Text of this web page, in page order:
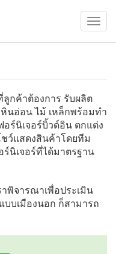
ลูกค้าต้องการ รับผลิต
นอ่อน ไม้ เหล็กพร้อมทำ
ร์นิเจอร์บิ้วด์อิน ตกแต่ง
ว์แสดงสินค้าโดยทีม
ร์นิเจอร์ที่ได้มาตรฐาน
พิจารณาเพื่อประเมิน
บบเมืองนอก ก็สามารถ